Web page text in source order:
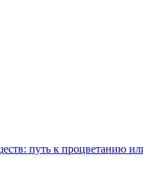
путь к процветанию